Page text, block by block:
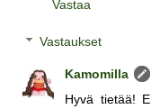
Vastaa
Vastaukset
Kamomilla
Hyvä tietää!